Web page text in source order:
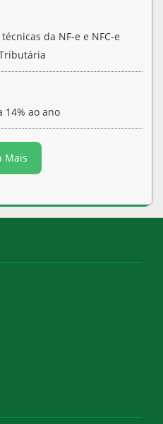
da NF-e e NFC-e
14% ao ano
Mais